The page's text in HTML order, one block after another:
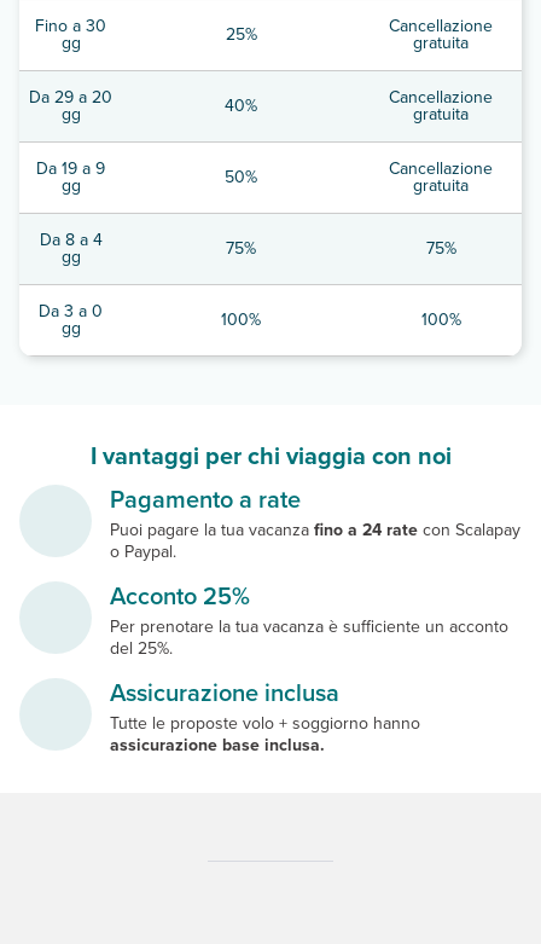
Fino a 30
gg 25% Cancellazione
gratuita
Da 29 a 20
gg 40% Cancellazione
gratuita
Da 19 a 9
gg 50% Cancellazione
gratuita
Da 8 a 4
gg 75% 75%
Da 3 a 0
gg 100% 100%
I vantaggi per chi viaggia con noi
Pagamento a rate
Puoi pagare la tua vacanzafino a 24 ratecon Scalapay
o Paypal.
Acconto 25%
Per prenotare la tua vacanza è sufficiente un acconto
del 25%.
Assicurazione inclusa
Tutte le proposte volo + soggiorno hanno
assicurazione base inclusa.